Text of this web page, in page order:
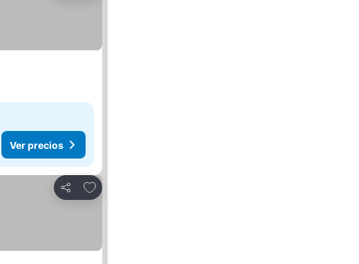
Ver precios
Compartir
Agregar a favoritos